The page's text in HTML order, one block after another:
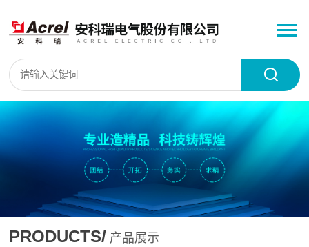
PRODUCTS/ 产品展示